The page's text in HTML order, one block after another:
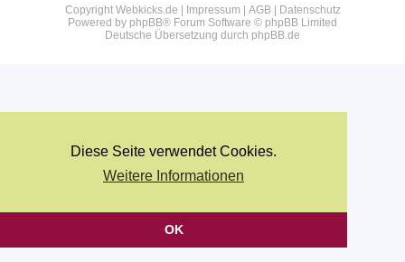
Diese Seite verwendet Cookies.
Weitere Informationen
OK
Copyright Webkicks.de | Impressum AGB|
Datenschutz
Powered by phpBB® Forum Software © phpBB Limited
Deutsche Übersetzung durch phpBB.de